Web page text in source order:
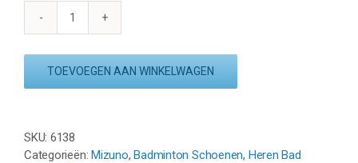
MIZUNO
5
CORAL/CITRUS
aantal
TOEVOEGEN AAN WINKELWAGEN
SKU: 6138
Categorieën:Mizuno,Badminton Schoenen, Heren Bad